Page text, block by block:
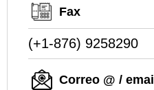
Fax
(+1-876) 9258290
Correo @ / email